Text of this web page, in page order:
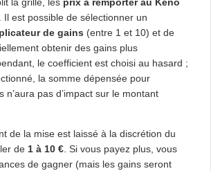
la grille, les prix à remporter au Keno
. Il est possible de sélectionner un
de gains (entre 1 et 10) et de
obtenir des gains plus
le coefficient est choisi au hasard ;
la somme dépensée pour
n’aura pas d’impact sur le montant
de la mise est laissé à la discrétion du
de 1 à 10 €. Si vous payez plus, vous
de gagner (mais les gains seront